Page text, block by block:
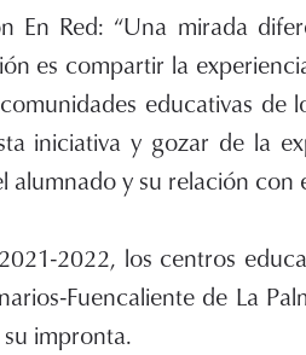
En Red: “Una mirada
es compartir la
educativas de
iniciativa y gozar de la
alumnado y su relación con
2022, los centros
Fuencaliente de La
impronta.